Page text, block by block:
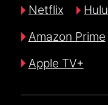
Netflix Hulu
Amazon Prime
Apple TV+